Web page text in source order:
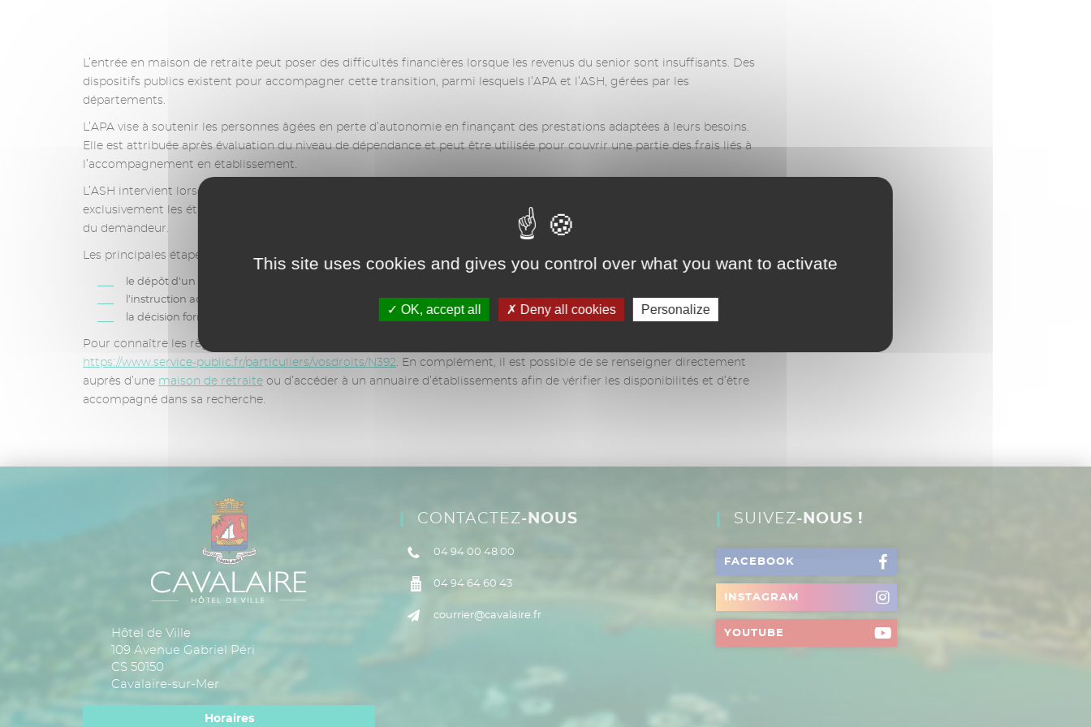
L’entrée en maison de retraite peut poser des difficultés financières lorsque les revenus du senior sont insuffisants. Des
dispositifs publics existent pour accompagner cette transition, parmi lesquels l’APA et l’ASH, gérées par les
départements.
L’APA vise à soutenir les personnes âgées en perte d’autonomie en finançant des prestations adaptées à leurs besoins.
Elle est attribuée après évaluation du niveau de dépendance et peut être utilisée pour couvrir une partie des frais liés à
l’accompagnement en établissement.
L’ASH intervient lorsque les ressources ne permettent pas d’assumer le coût de l’hébergement. Elle concerne
exclusivement les établissements habilités à l’aide sociale et repose sur une étude approfondie de la situation financière
du demandeur.
Les principales étapes de la demande sont :
le dépôt d’un dossier auprès des services départementaux ;
l’instruction administrative ;
la décision formalisée par notification.
Pour connaître les règles applicables et les modalités d’attribution, le site officiel du Service Public est à consulter :
https://www.service-public.fr/particuliers/vosdroits/N392. En complément, il est possible de se renseigner directement
auprès d’une maison de retraite ou d’accéder à un annuaire d’établissements afin de vérifier les disponibilités et d’être
accompagné dans sa recherche.
Hôtel de Ville
109 Avenue Gabriel Péri
CS 50150
Cavalaire-sur-Mer
Horaires
CONTACTEZ-NOUS
04 94 00 48 00
04 94 64 60 43
courrier@cavalaire.fr
SUIVEZ-NOUS !
FACEBOOK
INSTAGRAM
YOUTUBE
This site uses cookies and gives you control over what you want to activate
OK, accept all Deny all cookies Personalize